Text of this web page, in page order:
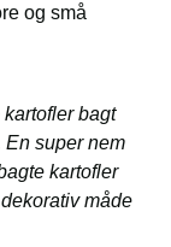
og små
bagt
super nem
kartofler
måde